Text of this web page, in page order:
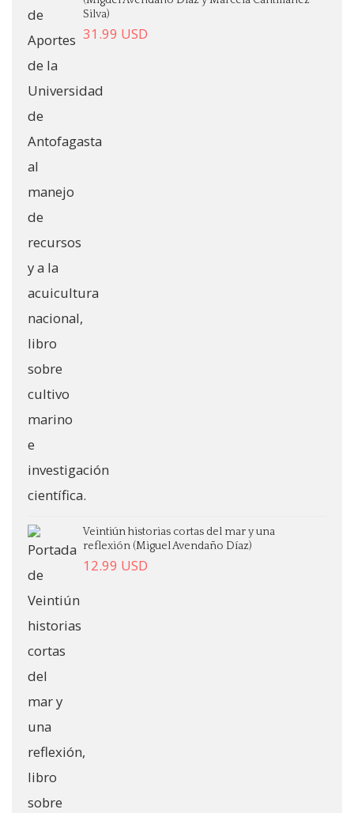
Silva)
31.99 USD
Veintiún historias cortas del mar y una
reflexión (Miguel Avendaño Díaz)
12.99 USD